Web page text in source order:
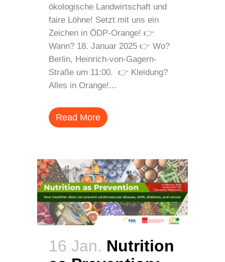
ökologische Landwirtschaft und
faire Löhne! Setzt mit uns ein
Zeichen in ÖDP-Orange! 👉
Wann? 18. Januar 2025 👉 Wo?
Berlin, Heinrich-von-Gagern-
Straße um 11:00. 👉 Kleidung?
Alles in Orange!...
Read More
16 Jan. Nutrition